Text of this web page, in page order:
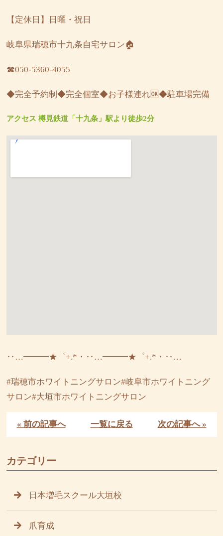
【定休日】日曜・祝日
岐阜県瑞穂市十九条自宅サロン🏠
☎︎050-5360-4055
◆完全予約制◆完全個室◆お子様連れ🆗◆駐車場完備
アクセス 樽見鉄道「十九条」駅より徒歩2分
‥…━━━★゜+.*・‥…━━━★゜+.*・‥…
#瑞穂市ホワイトニングサロン#岐阜市ホワイトニング
サロン#大垣市ホワイトニングサロン
« 前の記事へ 一覧に戻る 次の記事へ »
カテゴリー
日本増毛スクール大垣校
爪育成